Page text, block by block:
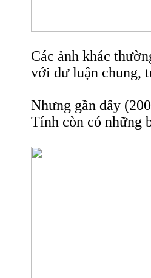
Các ảnh khác
với dư luận chung,
Nhưng gần đây
Tính còn có những